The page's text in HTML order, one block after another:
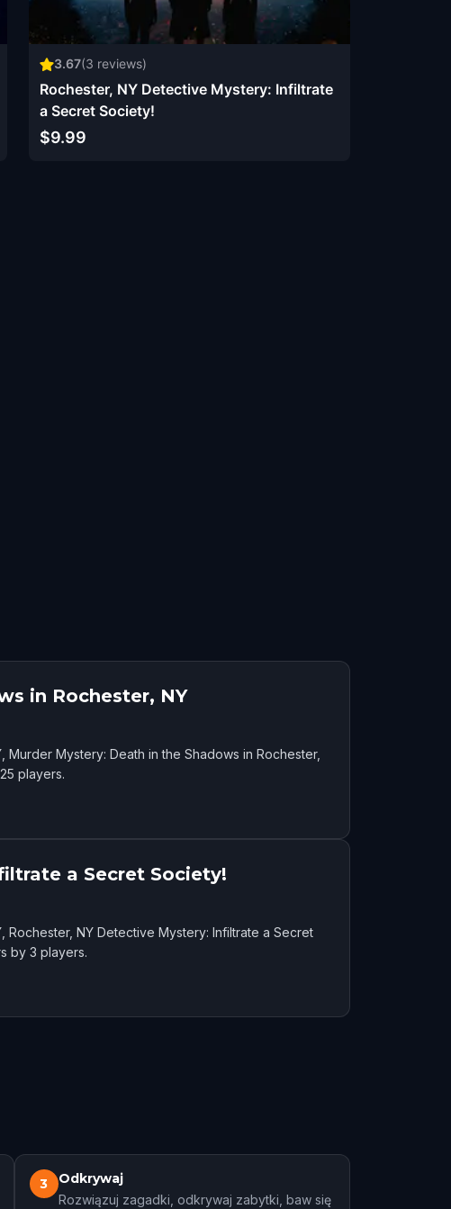
3.67(3 reviews)
Rochester, NY Detective Mystery: Infiltrate
a Secret Society!
$9.99
in Rochester, NY
Mystery: Death in the Shadows in Rochester,
players.
a Secret Society!
NY Detective Mystery: Infiltrate a Secret
by 3 players.
3 Odkrywaj
Rozwiązuj zagadki, odkrywaj zabytki, baw się